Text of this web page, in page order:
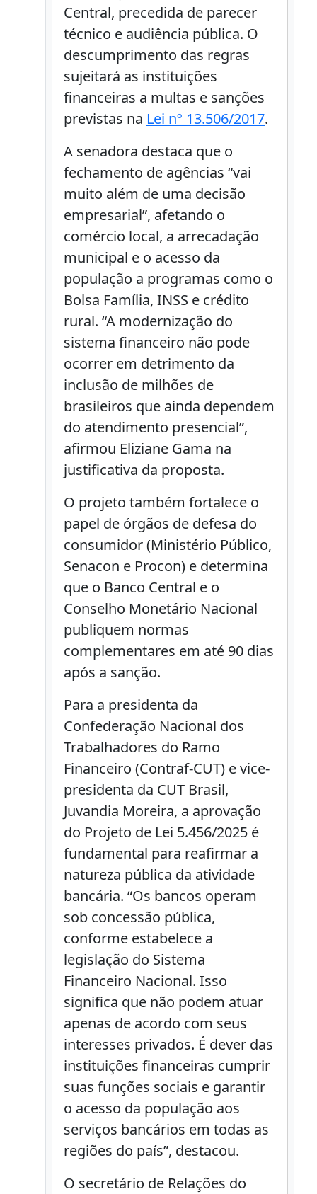
Central, precedida de parecer
técnico e audiência pública. O
descumprimento das regras
sujeitará as instituições
financeiras a multas e sanções
previstas na Lei nº 13.506/2017.
A senadora destaca que o
fechamento de agências “vai
muito além de uma decisão
empresarial”, afetando o
comércio local, a arrecadação
municipal e o acesso da
população a programas como o
Bolsa Família, INSS e crédito
rural. “A modernização do
sistema financeiro não pode
ocorrer em detrimento da
inclusão de milhões de
brasileiros que ainda dependem
do atendimento presencial”,
afirmou Eliziane Gama na
justificativa da proposta.
O projeto também fortalece o
papel de órgãos de defesa do
consumidor (Ministério Público,
Senacon e Procon) e determina
que o Banco Central e o
Conselho Monetário Nacional
publiquem normas
complementares em até 90 dias
após a sanção.
Para a presidenta da
Confederação Nacional dos
Trabalhadores do Ramo
Financeiro (Contraf-CUT) e vice-
presidenta da CUT Brasil,
Juvandia Moreira, a aprovação
do Projeto de Lei 5.456/2025 é
fundamental para reafirmar a
natureza pública da atividade
bancária. “Os bancos operam
sob concessão pública,
conforme estabelece a
legislação do Sistema
Financeiro Nacional. Isso
significa que não podem atuar
apenas de acordo com seus
interesses privados. É dever das
instituições financeiras cumprir
suas funções sociais e garantir
o acesso da população aos
serviços bancários em todas as
regiões do país”, destacou.
O secretário de Relações do